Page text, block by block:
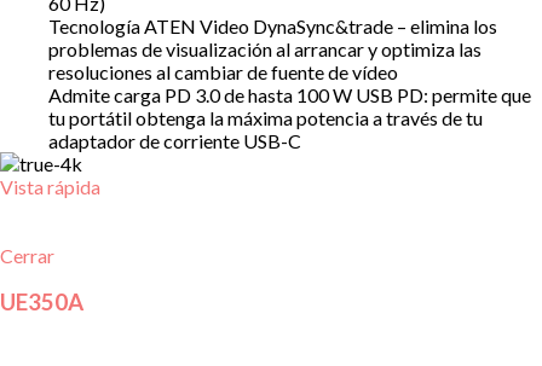
Tecnología ATEN Video DynaSync&trade – elimina los
problemas de visualización al arrancar y optimiza las
resoluciones al cambiar de fuente de vídeo
Admite carga PD 3.0 de hasta 100 W USB PD: permite que
tu portátil obtenga la máxima potencia a través de tu
adaptador de corriente USB-C
Vista rápida
Cerrar
UE350A